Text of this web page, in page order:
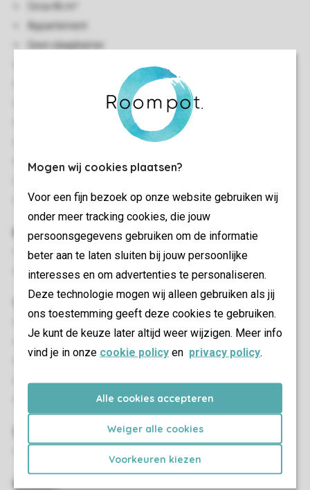
Mogen wij cookies plaatsen?
Voor een fijn bezoek op onze website gebruiken wij
onder meer tracking cookies, die jouw
persoonsgegevens gebruiken om de informatie
beter aan te laten sluiten bij jouw persoonlijke
interesses en om advertenties te personaliseren.
Deze technologie mogen wij alleen gebruiken als jij
ons toestemming geeft deze cookies te gebruiken.
Je kunt de keuze later altijd weer wijzigen. Meer info
vind je in onze cookie policy en privacy policy.
Alle cookies accepteren
Weiger alle cookies
Voorkeuren kiezen
Circa 46 m²
Appartement
Geen slaapkamer
Stenen accommodatie
Gelegen op de begane grond
Gratis wifi
In enkele accommodaties zijn huisdieren toegestaan
Kindervoorzieningen
Kinderstoel (op aanvraag, tegen betaling)
Kindveilige stopcontacten
Woon-/eetkamer
Eethoek
Smart-tv
HDMI-aansluiting